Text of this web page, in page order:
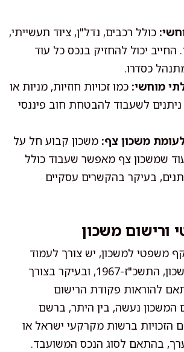
כולל רכבים, נדל"ן, ציוד תעשייתי,
החייב יכול להחזיק בנכס כל עוד
כסדרו.
מוחשי: כמו זכויות חוזיות, מניות או
לשעבוד להבטחת חוב פיננסי
משכון צף: משכון קבוע חל על
שמשכון צף מאפשר שעבוד כולל
בעיקר בהקשרים עסקיים
ורישום משכון
משפטי למשכון, יש צורך לעמוד
בדרישות חוק המשכון, התשכ"ז-1967, ובעיקר בצורך
להוראות פקודת הרישום
המשכון נעשה, בין היתר, ברשם
הזכויות ברשות מקרקעי ישראל או
בהתאם לסוג הנכס המשועבד.